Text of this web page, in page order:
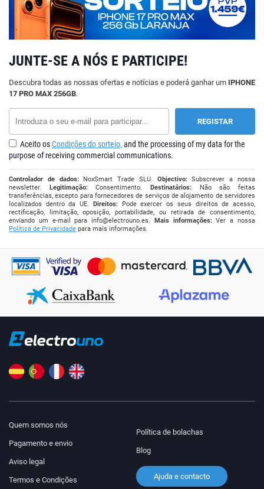
JUNTE-SE A NÓS E PARTICIPE!
Descubra todas as nossas ofertas e notícias e poderá ganhar um IPHONE
17 PRO MAX 256GB.
Aceito osCondições do sorteio, and the processing of my data for the
purpose of receiving commercial communications.
Controlador de dados:NoxSmart Trade SLU. Objectivo:Subscrever a nossa
newsletter. Legitimação:Consentimento.Destinatários: Não são feitas
transferências, excepto para fornecedores de serviços de alojamento de servidores
localizados dentro da UE. Direitos:Pode exercer os seus direitos de acesso,
rectificação, limitação, oposição, portabilidade, ou retirada de consentimento,
enviando um e-mail parainfo@electrouno.es. Mais informações:Ver a nossa
Política de Privacidade para mais informações.
Quem somos nós
Pagamento e envio
Aviso legal
Termos e Condições
Política de bolachas
Blog
Ajuda e contacto